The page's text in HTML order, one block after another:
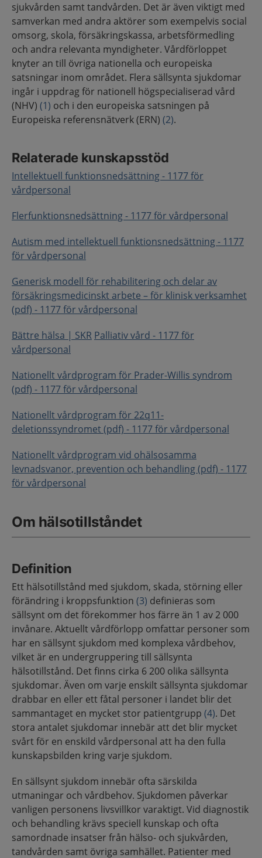
sjukvården samt tandvården. Det är även viktigt med
samverkan med andra aktörer som exempelvis social
omsorg, skola, försäkringskassa, arbetsförmedling
och andra relevanta myndigheter. Vårdförloppet
knyter an till övriga nationella och europeiska
satsningar inom området. Flera sällsynta sjukdomar
ingår i uppdrag för nationell högspecialiserad vård
(NHV) (1) och i den europeiska satsningen på
Europeiska referensnätverk (ERN) (2).
Relaterade kunskapsstöd
Intellektuell funktionsnedsättning - 1177 för
vårdpersonal
Flerfunktionsnedsättning - 1177 för vårdpersonal
Autism med intellektuell funktionsnedsättning - 1177
för vårdpersonal
Generisk modell för rehabilitering och delar av
försäkringsmedicinskt arbete – för klinisk verksamhet
(pdf) - 1177 för vårdpersonal
Bättre hälsa | SKR Palliativ vård - 1177 för
vårdpersonal
Nationellt vårdprogram för Prader-Willis syndrom
(pdf) - 1177 för vårdpersonal
Nationellt vårdprogram för 22q11-
deletionssyndromet (pdf) - 1177 för vårdpersonal
Nationellt vårdprogram vid ohälsosamma
levnadsvanor, prevention och behandling (pdf) - 1177
för vårdpersonal
Om hälsotillståndet
Definition
Ett hälsotillstånd med sjukdom, skada, störning eller
förändring i kroppsfunktion (3) definieras som
sällsynt om det förekommer hos färre än 1 av 2 000
invånare. Aktuellt vårdförlopp omfattar personer som
har en sällsynt sjukdom med komplexa vårdbehov,
vilket är en undergruppering till sällsynta
hälsotillstånd. Det finns cirka 6 200 olika sällsynta
sjukdomar. Även om varje enskilt sällsynta sjukdomar
drabbar en eller ett fåtal personer i landet blir det
sammantaget en mycket stor patientgrupp (4). Det
stora antalet sjukdomar innebär att det blir mycket
svårt för en enskild vårdpersonal att ha den fulla
kunskapsbilden kring varje sjukdom.
En sällsynt sjukdom innebär ofta särskilda
utmaningar och vårdbehov. Sjukdomen påverkar
vanligen personens livsvillkor varaktigt. Vid diagnostik
och behandling krävs speciell kunskap och ofta
samordnade insatser från hälso- och sjukvården,
tandvården samt övriga samhället. Patienter med